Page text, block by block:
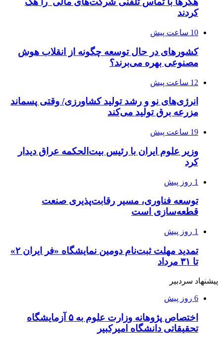
کردند
10 ساعت پیش
کشورهای در حال توسعه چگونه از انقلاب هوش
مصنوعی بهره می‌برند؟
12 ساعت پیش
انرژی‌های نو و رشد تولید کشاورزی/ وقتی پسماند
مزرعه‌ برق تولید می‌کند
19 ساعت پیش
وزیر علوم ایران با رئیس بیت‌الحکمه عراق دیدار
کرد
1 روز پیش
توسعه فناوری، مسیر رقابت‌پذیری صنعت
قطعه‌سازی است
1 روز پیش
تمدید مهلت ثبت‌نام دومین نمایشگاه «فر ایران ۲»
تا ۳۱ مرداد
پیشنهاد سردبیر
6 روز پیش
اختصاص پژوهانه وزارت علوم به ۵ آزمایشگاه
تحقیقاتی دانشگاه امیرکبیر